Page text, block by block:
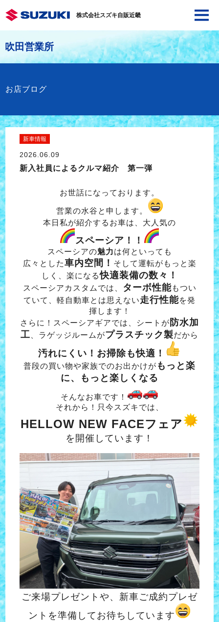
株式会社スズキ自販近畿
吹田営業所
お店ブログ
新車情報
2026.06.09
新入社員によるクルマ紹介 第一弾
お世話になっております。
営業の水谷と申します。
本日私が紹介するお車は、大人気の
スペーシア！！
スペーシアの魅力は何といっても
広々とした車内空間！ そして運転がもっと楽
しく、楽になる快適装備の数々！
スペーシアカスタムでは、 ターボ性能もつい
ていて、軽自動車とは思えない走行性能を発
揮します！
さらに！スペーシアギアでは、シートが 防水加
工 、ラゲッジルームがプラスチック製だから
汚れにくい！お掃除も快適！
普段の買い物や家族でのお出かけが もっと楽
に、もっと楽しくなる
そんなお車です！
それから！只今スズキでは、
HELLOW NEW FACEフェア
を開催しています！
ご来場プレゼントや、新車ご成約プレゼ
ントを準備してお待ちしています